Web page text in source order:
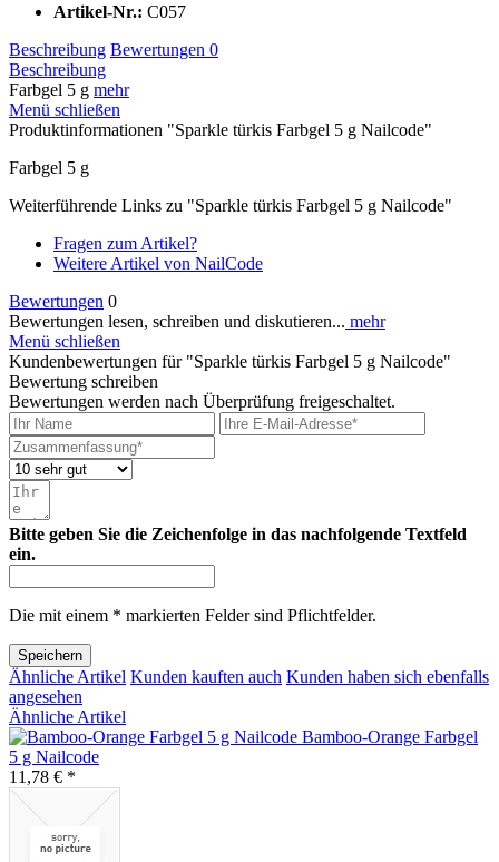
Artikel-Nr.: C057
Beschreibung Bewertungen 0
Beschreibung
Farbgel 5 g mehr
Menü schließen
Produktinformationen "Sparkle türkis Farbgel 5 g Nailcode"
Farbgel 5 g
Weiterführende Links zu "Sparkle türkis Farbgel 5 g Nailcode"
Fragen zum Artikel?
Weitere Artikel von NailCode
Bewertungen 0
Bewertungen lesen, schreiben und diskutieren... mehr
Menü schließen
Kundenbewertungen für "Sparkle türkis Farbgel 5 g Nailcode"
Bewertung schreiben
Bewertungen werden nach Überprüfung freigeschaltet.
Bitte geben Sie die Zeichenfolge in das nachfolgende Textfeld
ein.
Die mit einem * markierten Felder sind Pflichtfelder.
Speichern
Ähnliche Artikel Kunden kauften auch Kunden haben sich ebenfalls
angesehen
Ähnliche Artikel
Bamboo-Orange Farbgel
5 g Nailcode
11,78 € *